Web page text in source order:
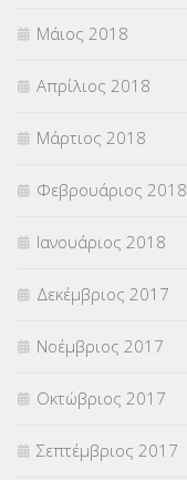
Μάιος 2018
Απρίλιος 2018
Μάρτιος 2018
Φεβρουάριος 2018
Ιανουάριος 2018
Δεκέμβριος 2017
Νοέμβριος 2017
Οκτώβριος 2017
Σεπτέμβριος 2017